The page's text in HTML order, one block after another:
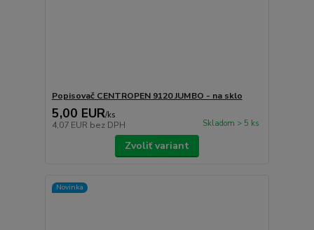
Popisovač CENTROPEN 9120 JUMBO - na sklo
5,00 EUR/ks
4,07 EUR bez DPH Skladom > 5 ks
Zvoliť variant
Novinka